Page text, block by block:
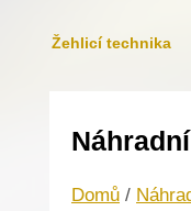
Žehlicí technika
Domů /